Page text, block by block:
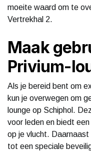
moeite waard om te
Vertrekhal 2.
Maak
Privium-
Als je bereid bent om
kun je overwegen om
lounge op Schiphol.
voor leden en biedt
op je vlucht.
tot een speciale